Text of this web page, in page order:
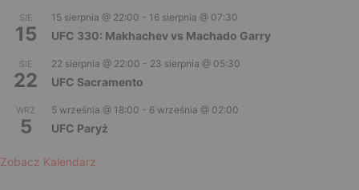
SIE
15
15 sierpnia @ 22:00 - 16 sierpnia @ 07:30
UFC 330: Makhachev vs Machado Garry
SIE
22
22 sierpnia @ 22:00 - 23 sierpnia @ 05:30
UFC Sacramento
WRZ
5
5 września @ 18:00 - 6 września @ 02:00
UFC Paryż
Zobacz Kalendarz